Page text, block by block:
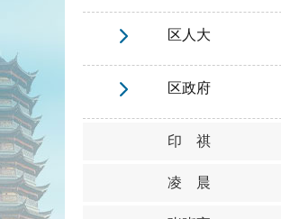
区人大
区政府
印 祺
凌 晨